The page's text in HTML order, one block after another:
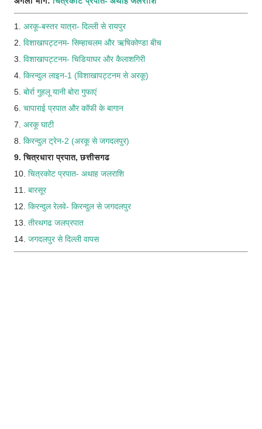
1. अरकू-बस्तर यात्रा- दिल्ली से रायपुर
2. विशाखापट्टनम- सिम्हाचलम और ऋषिकोण्डा बीच
3. विशाखापट्टनम- चिडियाघर और कैलाशगिरी
4. किरन्दुल लाइन-1 (विशाखापट्टनम से अरकू)
5. बोर्रा गुहलू यानी बोरा गुफाएं
6. चापाराई प्रपात और कॉफी के बागान
7. अरकू घाटी
8. किरन्दुल ट्रेन-2 (अरकू से जगदलपुर)
9. चित्रधारा प्रपात, छत्तीसगढ
10. चित्रकोट प्रपात- अथाह जलराशि
11. बारसूर
12. किरन्दुल रेलवे- किरन्दुल से जगदलपुर
13. तीरथगढ जलप्रपात
14. जगदलपुर से दिल्ली वापस